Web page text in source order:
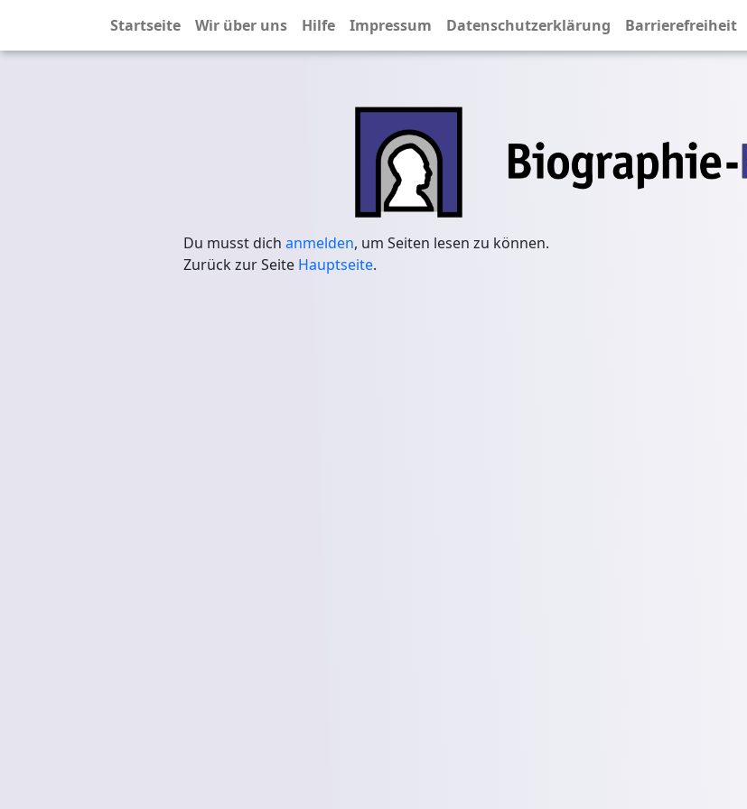
Startseite Wir über uns Hilfe Impressum Datenschutzerklärung Barrierefreiheit
Du musst dich anmelden, um Seiten lesen zu können.
Zurück zur Seite Hauptseite.